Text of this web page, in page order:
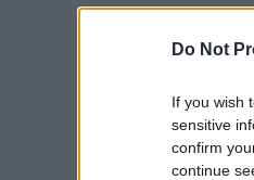
Do Not
If you wish
sensitive
confirm
continue